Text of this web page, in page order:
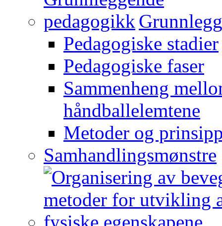
Pedagogiske stadier
Pedagogiske faser
Sammenheng
håndballelemtene
Metoder og
Samhandlingsmønstre